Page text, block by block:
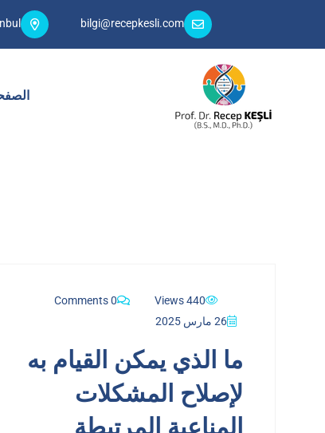
bilgi@recepkesli.com
440 Views
0 Comments
26 مارس 2025
ما الذي يمكن القيام به
لإصلاح المشكلات
المناعية المرتبطة